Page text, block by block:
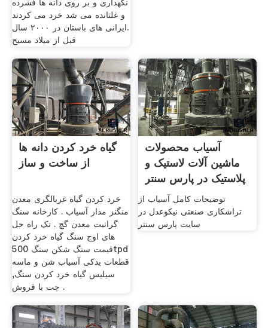
نگهداری و بر روی دانه ها فشرده
و غلتانده می شد خرد می کردند
.ایرانی های باستان در ۲٠٠٠ سال
قبل از میلاد مسیح
گیاه خرد کردن دانه ها
از ساخت و ساز
خرد کردن گیاه غربالگری معدن
منگنز مدار آسیاب . کارخانه سنگ
گرانیت معدن گچ . تک راه حل
های اوج سنگ گیاه خرد کردن
قیمت سنگ شکن سنگ 500tpd
قطعات یدکی آسیاب شن و ماسه
سیلیس گیاه خرد کردن سنگ,
چت با فروش .
آسیاب محصولات
ماشین آلات لاستیک و
پلاستیک در پارس سنتر
توضیحات کامل آسیاب از
تراشکاری صنعتی نیکوعدل در
سایت پارس سنتر